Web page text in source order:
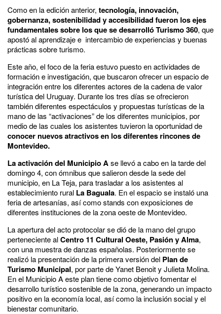
Como en la edición anterior, tecnología, innovación,
gobernanza, sostenibilidad y accesibilidad fueron los ejes
fundamentales sobre los que se desarrolló Turismo 360, que
apostó al aprendizaje e intercambio de experiencias y buenas
prácticas sobre turismo.
Este año, el foco de la feria estuvo puesto en actividades de
formación e investigación, que buscaron ofrecer un espacio de
integración entre los diferentes actores de la cadena de valor
turística del Uruguay. Durante los tres días se ofrecieron
también diferentes espectáculos y propuestas turísticas de la
mano de las “activaciones” de los diferentes municipios, por
medio de las cuales los asistentes tuvieron la oportunidad de
conocer nuevos atractivos en los diferentes rincones de
Montevideo.
La activación del Municipio Ase llevó a cabo en la tarde del
domingo 4, con ómnibus que salieron desde la sede del
municipio, en La Teja, para trasladar a los asistentes al
establecimiento rural La Baguala. En el espacio se instaló una
feria de artesanías, así como stands con exposiciones de
diferentes instituciones de la zona oeste de Montevideo.
La apertura del acto protocolar se dió de la mano del grupo
perteneciente alCentro 11 Cultural Oeste, Pasión y Alma,
con una muestra de danzas españolas. Posteriormente se
realizó la presentación de la primera versión del Plan de
Turismo Municipal, por parte de Yanet Benoit y Julieta Molina.
En el Municipio A este plan tiene como objetivo fomentar el
desarrollo turístico sostenible de la zona, generando un impacto
positivo en la economía local, así como la inclusión social y el
bienestar comunitario.